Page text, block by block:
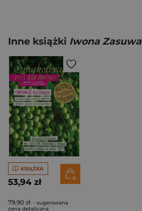
Inne książki Iwona Zasuwa
KSIĄŻKA
53,94 zł
79,90 zł - sugerowana
cena detaliczna